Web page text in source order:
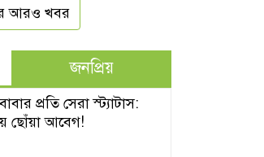
আরও খবর
জনপ্রিয়
প্রতি সেরা স্ট্যাটাস:
ছোঁয়া আবেগ!